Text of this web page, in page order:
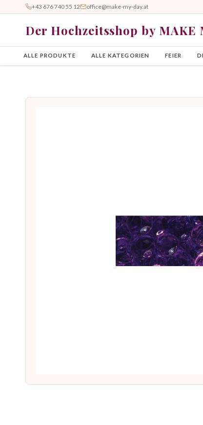
+43 676 740 55 12 office@make-my-day.at
Der Hochzeitsshop by MAKE
ALLE PRODUKTE ALLE KATEGORIEN FEIER